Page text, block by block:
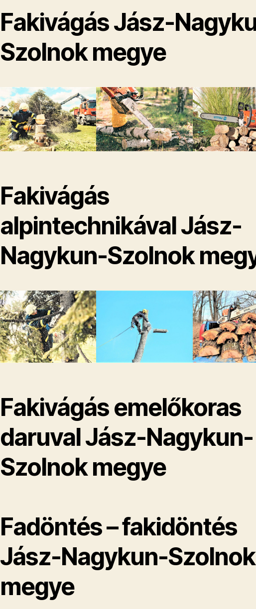
Fakivágás Jász-
Szolnok megye
Fakivágás
alpintechnikával Jász-
Nagykun-Szolnok
Fakivágás emelőkoras
daruval Jász-Nagykun-
Szolnok megye
Fadöntés – fakidöntés
Jász-Nagykun-Szolnok
megye